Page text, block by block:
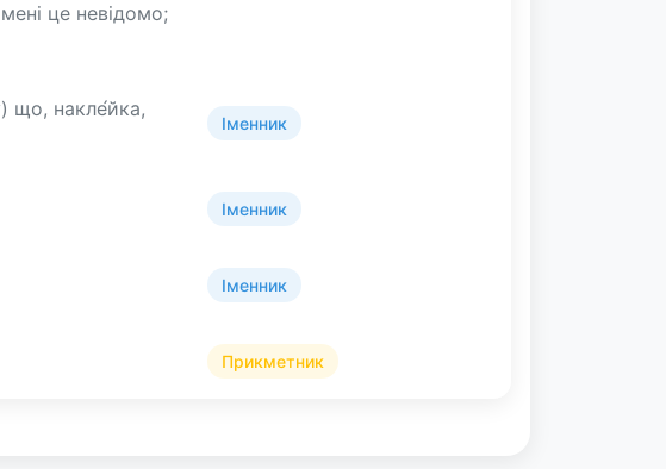
це невідомо;
що, накле́йка,
Іменник
Іменник
Іменник
Прикметник